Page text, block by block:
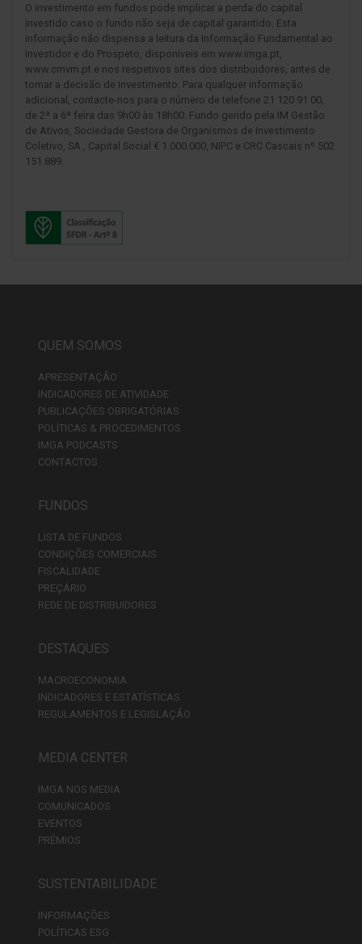
O investimento em fundos pode implicar a perda do capital
investido caso o fundo não seja de capital garantido. Esta
informação não dispensa a leitura da Informação Fundamental ao
Investidor e do Prospeto, disponíveis em www.imga.pt,
www.cmvm.pt e nos respetivos sites dos distribuidores, antes de
tomar a decisão de investimento. Para qualquer informação
adicional, contacte-nos para o número de telefone 21 120 91 00,
de 2ª a 6ª feira das 9h00 às 18h00. Fundo gerido pela IM Gestão
de Ativos, Sociedade Gestora de Organismos de Investimento
Coletivo, SA., Capital Social € 1.000.000, NIPC e CRC Cascais nº 502
151 889.
QUEM SOMOS
APRESENTAÇÃO
INDICADORES DE ATIVIDADE
PUBLICAÇÕES OBRIGATÓRIAS
POLÍTICAS & PROCEDIMENTOS
IMGA PODCASTS
CONTACTOS
FUNDOS
LISTA DE FUNDOS
CONDIÇÕES COMERCIAIS
FISCALIDADE
PREÇÁRIO
REDE DE DISTRIBUIDORES
DESTAQUES
MACROECONOMIA
INDICADORES E ESTATÍSTICAS
REGULAMENTOS E LEGISLAÇÃO
MEDIA CENTER
IMGA NOS MEDIA
COMUNICADOS
EVENTOS
PRÉMIOS
SUSTENTABILIDADE
INFORMAÇÕES
POLÍTICAS ESG